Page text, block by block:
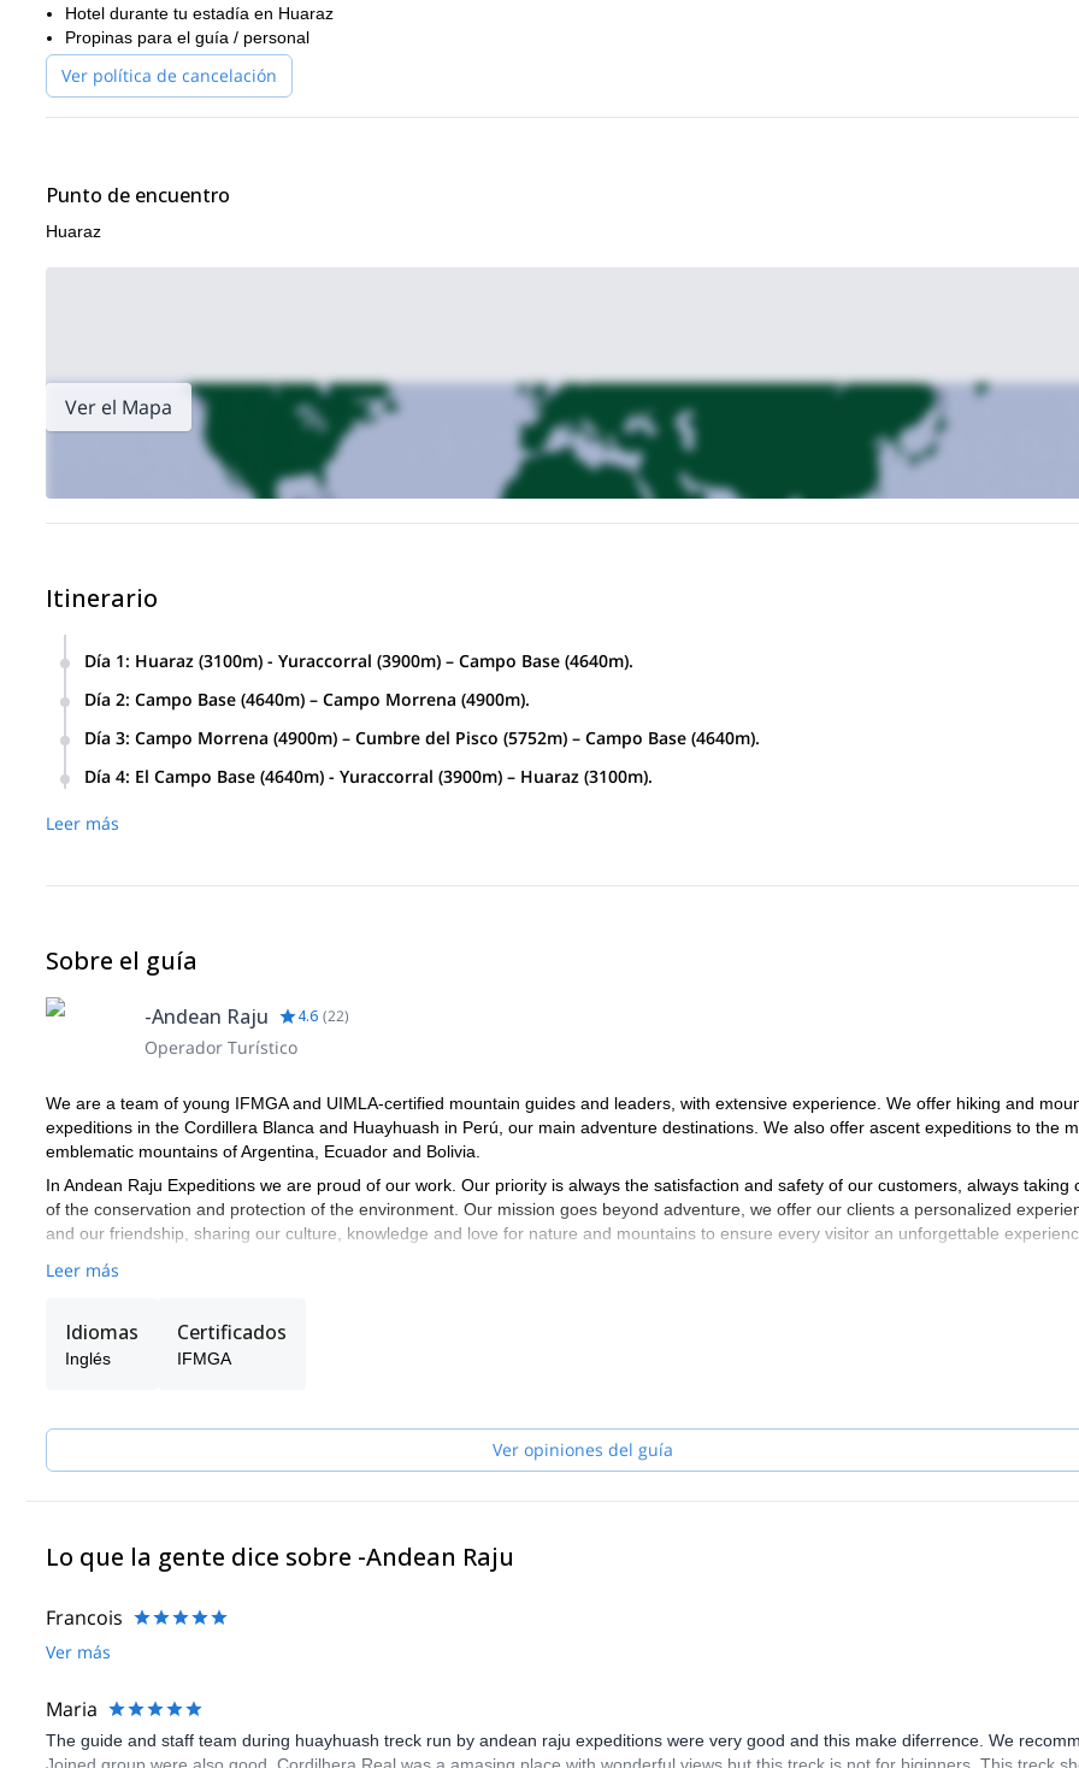
Hotel durante tu estadía en Huaraz
Propinas para el guía / personal
Ver política de cancelación
Punto de encuentro
Huaraz
Ver el Mapa
Itinerario
Día 1: Huaraz (3100m) - Yuraccorral (3900m) – Campo Base (4640m).
Día 2: Campo Base (4640m) – Campo Morrena (4900m).
Día 3: Campo Morrena (4900m) – Cumbre del Pisco (5752m) – Campo Base (4640m).
Día 4: El Campo Base (4640m) - Yuraccorral (3900m) – Huaraz (3100m).
Leer más
Sobre el guía
-Andean Raju 4.6 (22)
Operador Turístico
We are a team of young IFMGA and UIMLA-certified mountain guides and leaders, with extensive experience. We offer hiking and
expeditions in the Cordillera Blanca and Huayhuash in Perú, our main adventure destinations. We also offer ascent expeditions to the
emblematic mountains of Argentina, Ecuador and Bolivia.
In Andean Raju Expeditions we are proud of our work. Our priority is always the satisfaction and safety of our customers, always taking
of the conservation and protection of the environment. Our mission goes beyond adventure, we offer our clients a personalized
and our friendship, sharing our culture, knowledge and love for nature and mountains to ensure every visitor an unforgettable
Leer más
Idiomas
Inglés
Certificados
IFMGA
Ver opiniones del guía
Lo que la gente dice sobre -Andean Raju
Francois
Ver más
Maria
The guide and staff team during huayhuash treck run by andean raju expeditions were very good and this make diferrence. We